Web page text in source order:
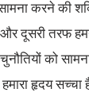
सामना करने
तरफ
को
हृदय सच्चा